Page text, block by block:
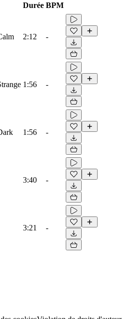
Durée BPM
2:12 -
1:56 -
1:56 -
3:40 -
3:21 -